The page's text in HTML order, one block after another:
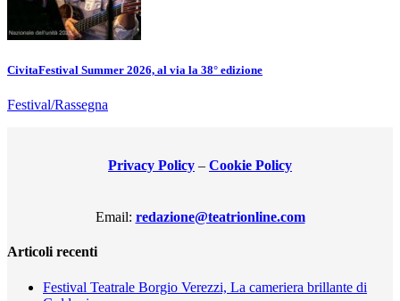
CivitaFestival Summer 2026, al via la 38° edizione
Festival/Rassegna
Privacy Policy – Cookie Policy
Email: redazione@teatrionline.com
Articoli recenti
Festival Teatrale Borgio Verezzi, La cameriera brillante di